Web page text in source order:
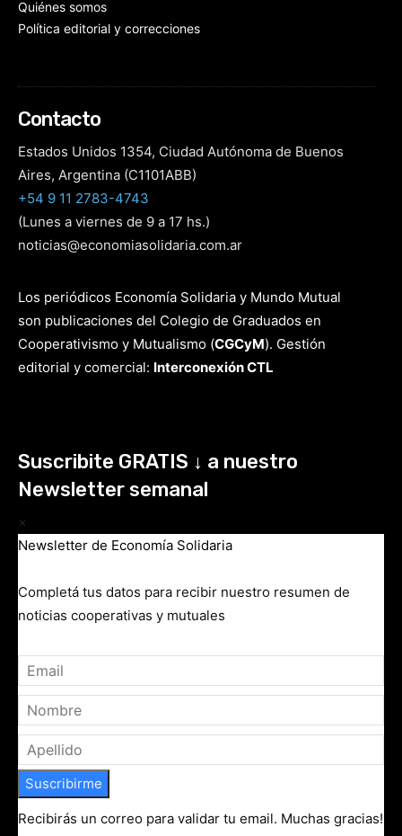
Quiénes somos
Política editorial y correcciones
Contacto
Estados Unidos 1354, Ciudad Autónoma de Buenos
Aires, Argentina (C1101ABB)
+54 9 11 2783-4743
(Lunes a viernes de 9 a 17 hs.)
noticias@economiasolidaria.com.ar
Los periódicos Economía Solidaria y Mundo Mutual
son publicaciones del Colegio de Graduados en
Cooperativismo y Mutualismo (CGCyM). Gestión
editorial y comercial: Interconexión CTL
Suscribite GRATIS ↓ a nuestro
Newsletter semanal
×
Newsletter de Economía Solidaria
Completá tus datos para recibir nuestro resumen de
noticias cooperativas y mutuales
Suscribirme
Recibirás un correo para validar tu email. Muchas gracias!